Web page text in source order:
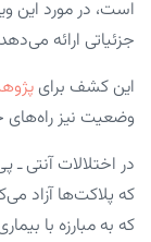
جزئیاتی ارائه
این کشف برای
وضعیت نیز راه‌های
که پلاکت‌ها آزاد
که به مبارزه با